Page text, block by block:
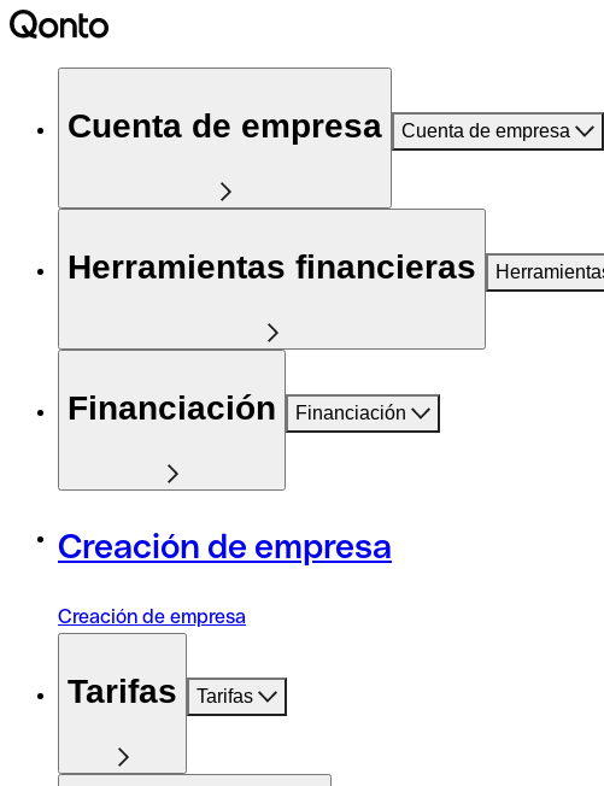
Cuenta de empresa Cuenta de empresa
Herramientas financieras
Financiación Financiación
Creación de empresa
Creación de empresa
Tarifas Tarifas